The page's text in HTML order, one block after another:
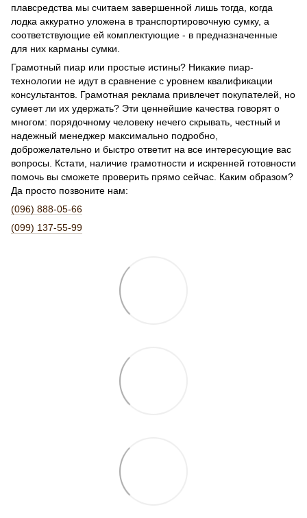
плавсредства мы считаем завершенной лишь тогда, когда
лодка аккуратно уложена в транспортировочную сумку, а
соответствующие ей комплектующие - в предназначенные
для них карманы сумки.
Грамотный пиар или простые истины? Никакие пиар-
технологии не идут в сравнение с уровнем квалификации
консультантов. Грамотная реклама привлечет покупателей, но
сумеет ли их удержать? Эти ценнейшие качества говорят о
многом: порядочному человеку нечего скрывать, честный и
надежный менеджер максимально подробно,
доброжелательно и быстро ответит на все интересующие вас
вопросы. Кстати, наличие грамотности и искренней готовности
помочь вы сможете проверить прямо сейчас. Каким образом?
Да просто позвоните нам:
(096) 888-05-66
(099) 137-55-99